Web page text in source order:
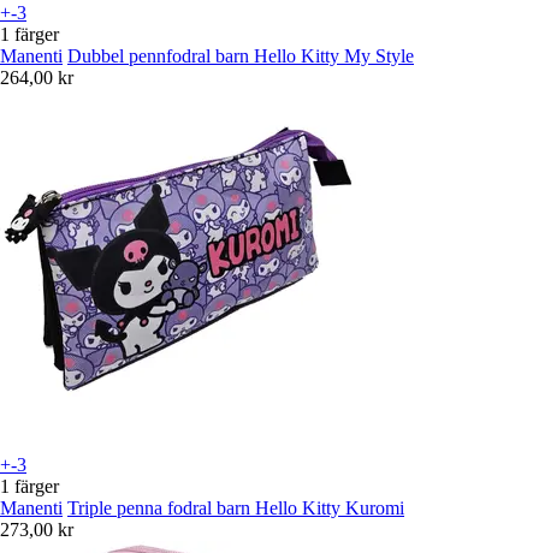
+-3
1 färger
Manenti Dubbel pennfodral barn Hello Kitty My Style
264,00 kr
+-3
1 färger
Manenti Triple penna fodral barn Hello Kitty Kuromi
273,00 kr